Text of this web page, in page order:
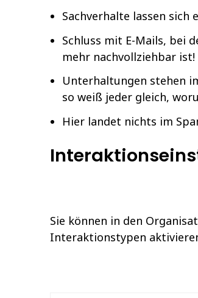
Sachverhalte lassen sich
Schluss mit E-Mails, bei
mehr nachvollziehbar ist!
Unterhaltungen stehen
so weiß jeder gleich,
Hier landet nichts im
Sie können in den
Interaktionstypen